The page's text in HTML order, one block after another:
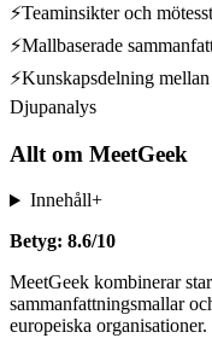
⚡Teaminsikter och
⚡Mallbaserade
⚡Kunskapsdelning
Djupanalys
Allt om MeetGeek
Innehåll+
Betyg: 8.6/10
MeetGeek kombinerar
sammanfattningsmallar
europeiska organisationer.